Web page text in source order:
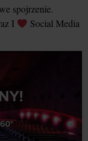
spojrzenie.
I Social Media